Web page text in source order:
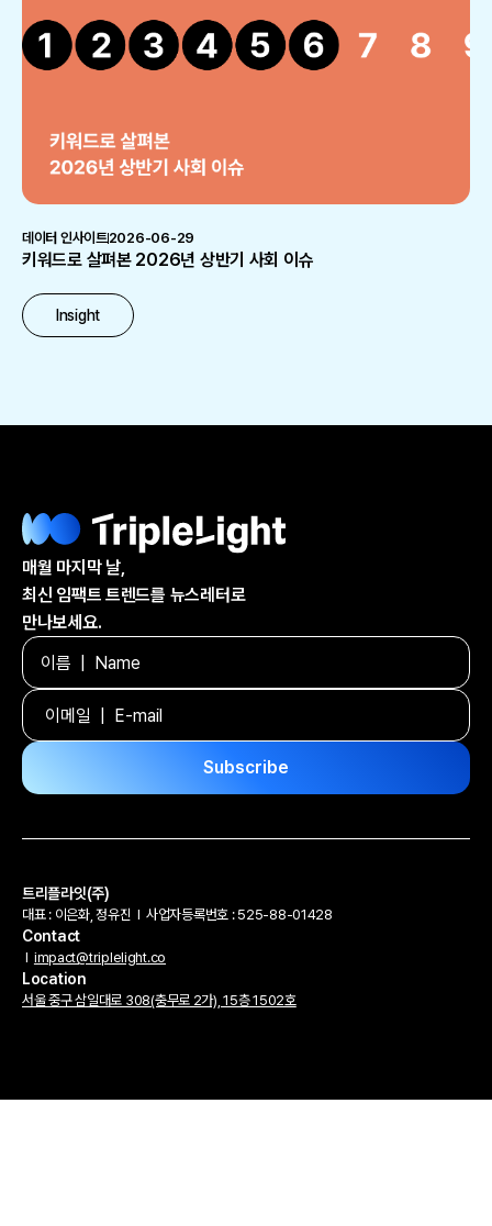
데이터 인사이트2026-06-29
키워드로 살펴본 2026년 상반기 사회 이슈
Insight
매월 마지막 날,
최신 임팩트 트렌드를 뉴스레터로
만나보세요.
트리플라잇(주)
대표 : 이은화, 정유진 l 사업자등록번호 : 525-88-01428
Contact
l impact@triplelight.co
Location
서울 중구 삼일대로 308(충무로 2가), 15층 1502호